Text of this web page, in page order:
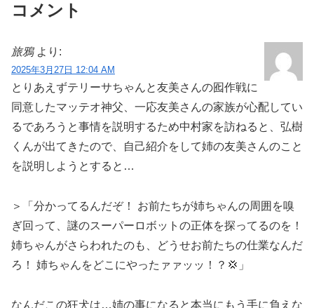
コメント
旅鴉 より:
2025年3月27日 12:04 AM
とりあえずテリーサちゃんと友美さんの囮作戦に
同意したマッテオ神父、一応友美さんの家族が心配してい
るであろうと事情を説明するため中村家を訪ねると、弘樹
くんが出てきたので、自己紹介をして姉の友美さんのこと
を説明しようとすると…
＞「分かってるんだぞ！ お前たちが姉ちゃんの周囲を嗅
ぎ回って、謎のスーパーロボットの正体を探ってるのを！
姉ちゃんがさらわれたのも、どうせお前たちの仕業なんだ
ろ！ 姉ちゃんをどこにやったァァッッ！？💢」
なんだこの狂犬は…姉の事になると本当にもう手に負えな